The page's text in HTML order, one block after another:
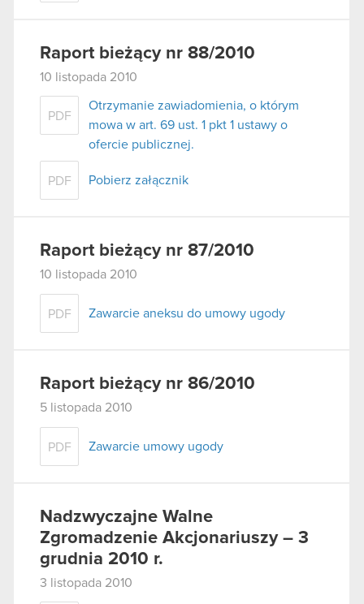
Raport bieżący nr 88/2010
10 listopada 2010
PDF
Otrzymanie zawiadomienia, o którym
mowa w art. 69 ust. 1 pkt 1 ustawy o
ofercie publicznej.
PDF Pobierz załącznik
Raport bieżący nr 87/2010
10 listopada 2010
PDF Zawarcie aneksu do umowy ugody
Raport bieżący nr 86/2010
5 listopada 2010
PDF Zawarcie umowy ugody
Nadzwyczajne Walne
Zgromadzenie Akcjonariuszy – 3
grudnia 2010 r.
3 listopada 2010